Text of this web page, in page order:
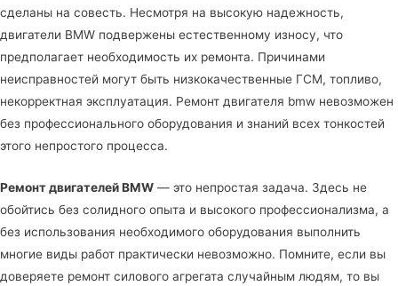
сделаны на совесть. Несмотря на высокую надежность,
двигатели BMW подвержены естественному износу, что
предполагает необходимость их ремонта. Причинами
неисправностей могут быть низкокачественные ГСМ, топливо,
некорректная эксплуатация. Ремонт двигателя bmw невозможен
без профессионального оборудования и знаний всех тонкостей
этого непростого процесса.
Ремонт двигателей BMW — это непростая задача. Здесь не
обойтись без солидного опыта и высокого профессионализма, а
без использования необходимого оборудования выполнить
многие виды работ практически невозможно. Помните, если вы
доверяете ремонт силового агрегата случайным людям, то вы